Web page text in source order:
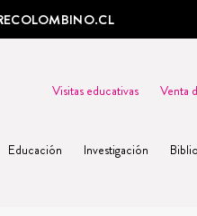
Visitas educativas Venta
Educación Investigación